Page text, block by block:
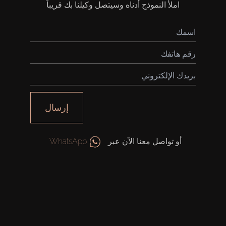
شراء
إيجار
املأ النموذج أدناه وسيتصل وكيلنا بك قريباً
إرسال
أو تواصل معنا الآن عبر WhatsApp